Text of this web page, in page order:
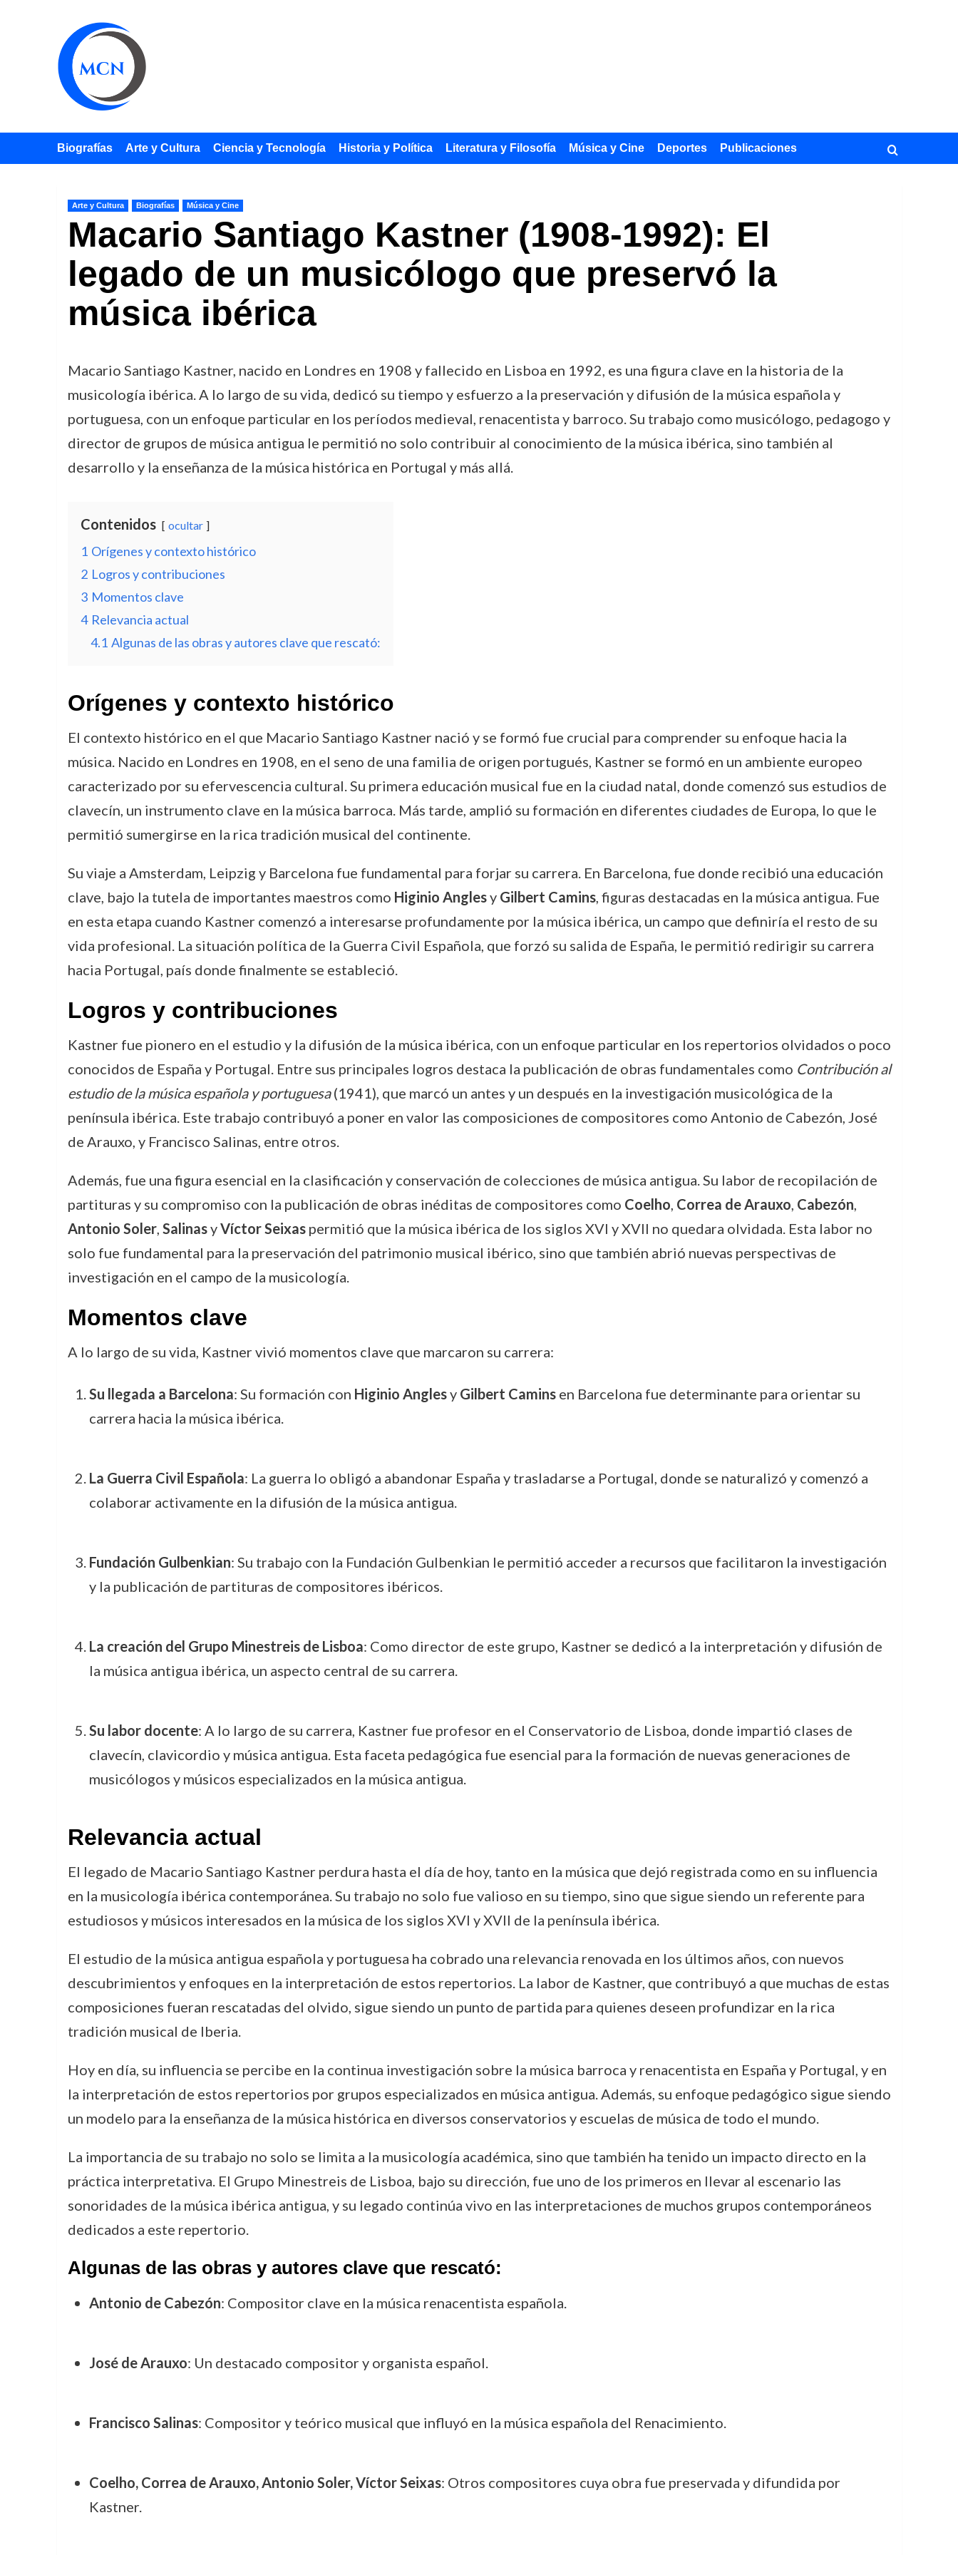
Biografías Arte y Cultura Ciencia y Tecnología Historia y Política Literatura y Filosofía Música y Cine Deportes Publicaciones
Arte y Cultura Biografías Música y Cine
Macario Santiago Kastner (1908-1992): El
legado de un musicólogo que preservó la
música ibérica
Macario Santiago Kastner, nacido en Londres en 1908 y fallecido en Lisboa en 1992, es una figura clave en la historia de la
musicología ibérica. A lo largo de su vida, dedicó su tiempo y esfuerzo a la preservación y difusión de la música española y
portuguesa, con un enfoque particular en los períodos medieval, renacentista y barroco. Su trabajo como musicólogo, pedagogo y
director de grupos de música antigua le permitió no solo contribuir al conocimiento de la música ibérica, sino también al
desarrollo y la enseñanza de la música histórica en Portugal y más allá.
Contenidos ocultar
1 Orígenes y contexto histórico
2 Logros y contribuciones
3 Momentos clave
4 Relevancia actual
4.1 Algunas de las obras y autores clave que rescató:
Orígenes y contexto histórico
El contexto histórico en el que Macario Santiago Kastner nació y se formó fue crucial para comprender su enfoque hacia la
música. Nacido en Londres en 1908, en el seno de una familia de origen portugués, Kastner se formó en un ambiente europeo
caracterizado por su efervescencia cultural. Su primera educación musical fue en la ciudad natal, donde comenzó sus estudios de
clavecín, un instrumento clave en la música barroca. Más tarde, amplió su formación en diferentes ciudades de Europa, lo que le
permitió sumergirse en la rica tradición musical del continente.
Su viaje a Amsterdam, Leipzig y Barcelona fue fundamental para forjar su carrera. En Barcelona, fue donde recibió una educación
clave, bajo la tutela de importantes maestros como Higinio Anglesy Gilbert Camins, figuras destacadas en la música antigua. Fue
en esta etapa cuando Kastner comenzó a interesarse profundamente por la música ibérica, un campo que definiría el resto de su
vida profesional. La situación política de la Guerra Civil Española, que forzó su salida de España, le permitió redirigir su carrera
hacia Portugal, país donde finalmente se estableció.
Logros y contribuciones
Kastner fue pionero en el estudio y la difusión de la música ibérica, con un enfoque particular en los repertorios olvidados o poco
conocidos de España y Portugal. Entre sus principales logros destaca la publicación de obras fundamentales como Contribución al
estudio de la música española y portuguesa(1941), que marcó un antes y un después en la investigación musicológica de la
península ibérica. Este trabajo contribuyó a poner en valor las composiciones de compositores como Antonio de Cabezón, José
de Arauxo, y Francisco Salinas, entre otros.
Además, fue una figura esencial en la clasificación y conservación de colecciones de música antigua. Su labor de recopilación de
partituras y su compromiso con la publicación de obras inéditas de compositores como Coelho, Correa de Arauxo, Cabezón,
Antonio Soler, SalinasyVíctor Seixaspermitió que la música ibérica de los siglos XVI y XVII no quedara olvidada. Esta labor no
solo fue fundamental para la preservación del patrimonio musical ibérico, sino que también abrió nuevas perspectivas de
investigación en el campo de la musicología.
Momentos clave
A lo largo de su vida, Kastner vivió momentos clave que marcaron su carrera:
Su llegada a Barcelona: Su formación con Higinio Anglesy Gilbert Caminsen Barcelona fue determinante para orientar su
carrera hacia la música ibérica.
La Guerra Civil Española: La guerra lo obligó a abandonar España y trasladarse a Portugal, donde se naturalizó y comenzó a
colaborar activamente en la difusión de la música antigua.
Fundación Gulbenkian: Su trabajo con la Fundación Gulbenkian le permitió acceder a recursos que facilitaron la investigación
y la publicación de partituras de compositores ibéricos.
La creación del Grupo Minestreis de Lisboa: Como director de este grupo, Kastner se dedicó a la interpretación y difusión de
la música antigua ibérica, un aspecto central de su carrera.
Su labor docente: A lo largo de su carrera, Kastner fue profesor en el Conservatorio de Lisboa, donde impartió clases de
clavecín, clavicordio y música antigua. Esta faceta pedagógica fue esencial para la formación de nuevas generaciones de
musicólogos y músicos especializados en la música antigua.
Relevancia actual
El legado de Macario Santiago Kastner perdura hasta el día de hoy, tanto en la música que dejó registrada como en su influencia
en la musicología ibérica contemporánea. Su trabajo no solo fue valioso en su tiempo, sino que sigue siendo un referente para
estudiosos y músicos interesados en la música de los siglos XVI y XVII de la península ibérica.
El estudio de la música antigua española y portuguesa ha cobrado una relevancia renovada en los últimos años, con nuevos
descubrimientos y enfoques en la interpretación de estos repertorios. La labor de Kastner, que contribuyó a que muchas de estas
composiciones fueran rescatadas del olvido, sigue siendo un punto de partida para quienes deseen profundizar en la rica
tradición musical de Iberia.
Hoy en día, su influencia se percibe en la continua investigación sobre la música barroca y renacentista en España y Portugal, y en
la interpretación de estos repertorios por grupos especializados en música antigua. Además, su enfoque pedagógico sigue siendo
un modelo para la enseñanza de la música histórica en diversos conservatorios y escuelas de música de todo el mundo.
La importancia de su trabajo no solo se limita a la musicología académica, sino que también ha tenido un impacto directo en la
práctica interpretativa. El Grupo Minestreis de Lisboa, bajo su dirección, fue uno de los primeros en llevar al escenario las
sonoridades de la música ibérica antigua, y su legado continúa vivo en las interpretaciones de muchos grupos contemporáneos
dedicados a este repertorio.
Algunas de las obras y autores clave que rescató:
Antonio de Cabezón: Compositor clave en la música renacentista española.
José de Arauxo: Un destacado compositor y organista español.
Francisco Salinas: Compositor y teórico musical que influyó en la música española del Renacimiento.
Coelho, Correa de Arauxo, Antonio Soler, Víctor Seixas: Otros compositores cuya obra fue preservada y difundida por
Kastner.